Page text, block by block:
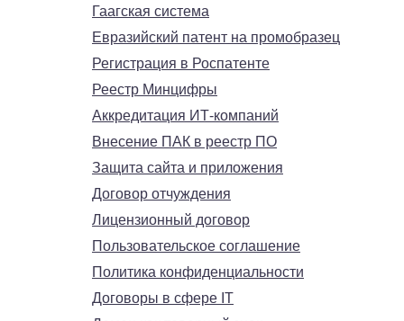
Гаагская система
Евразийский патент на промобразец
Регистрация в Роспатенте
Реестр Минцифры
Аккредитация ИТ-компаний
Внесение ПАК в реестр ПО
Защита сайта и приложения
Договор отчуждения
Лицензионный договор
Пользовательское соглашение
Политика конфиденциальности
Договоры в сфере IT